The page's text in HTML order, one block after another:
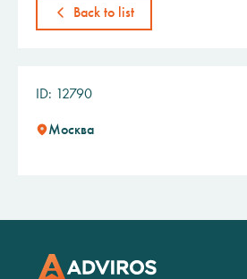
Back to list
ID: 12790
Москва